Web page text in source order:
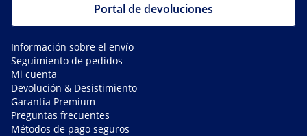
Portal de devoluciones
Información sobre el envío
Seguimiento de pedidos
Mi cuenta
Devolución & Desistimiento
Garantía Premium
Preguntas frecuentes
Métodos de pago seguros